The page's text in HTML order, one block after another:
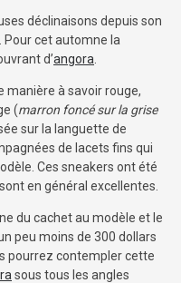
déclinaisons depuis son
Pour cet automne la
d’angora
manière à savoir rouge,
(marron foncé sur la grise
sur la languette de
de lacets fins qui
Ces sneakers ont été
en général excellentes.
du cachet au modèle et le
peu moins de 300 dollars
pourrez contempler cette
sous tous les angles